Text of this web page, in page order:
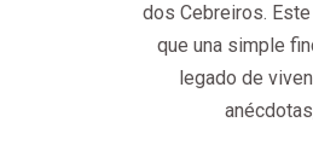
dos Cebreiros. Este
que una simple
legado de